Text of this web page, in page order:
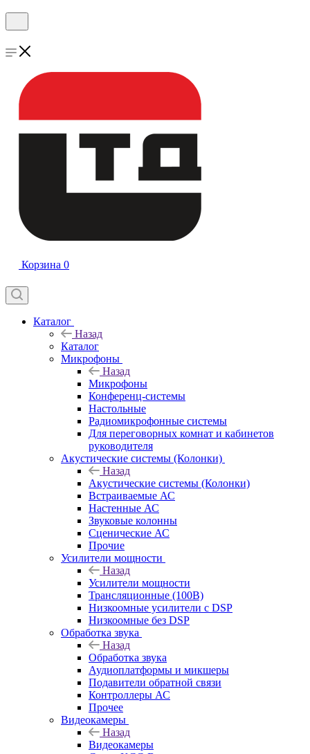
Корзина 0
Каталог
Назад
Каталог
Микрофоны
Назад
Микрофоны
Конференц-системы
Настольные
Радиомикрофонные системы
Для переговорных комнат и кабинетов
руководителя
Акустические системы (Колонки)
Назад
Акустические системы (Колонки)
Встраиваемые АС
Настенные АС
Звуковые колонны
Сценические АС
Прочие
Усилители мощности
Назад
Усилители мощности
Трансляционные (100В)
Низкоомные усилители с DSP
Низкоомные без DSP
Обработка звука
Назад
Обработка звука
Аудиоплатформы и микшеры
Подавители обратной связи
Контроллеры АС
Прочее
Видеокамеры
Назад
Видеокамеры